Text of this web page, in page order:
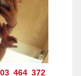
464 372